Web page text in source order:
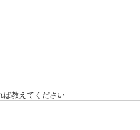
ば教えてください